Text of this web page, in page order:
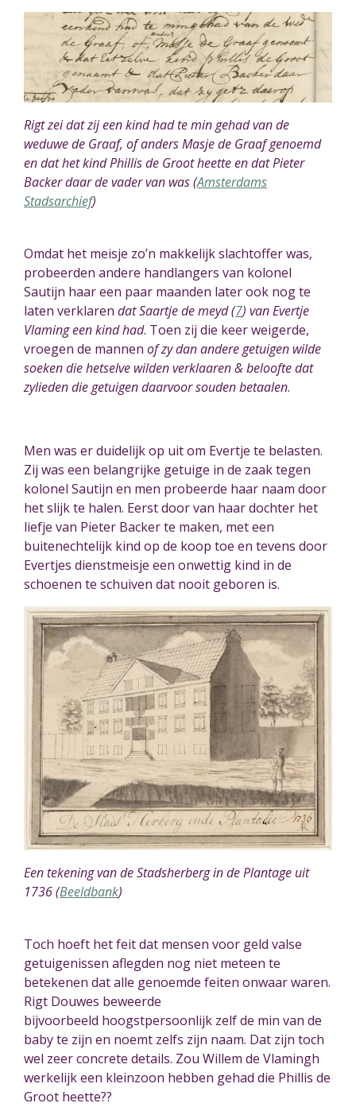
Rigt zei dat zij een kind had te min gehad van de
weduwe de Graaf, of anders Masje de Graaf genoemd
en dat het kind Phillis de Groot heette en dat Pieter
Backer daar de vader van was (Amsterdams
Stadsarchief)
Omdat het meisje zo’n makkelijk slachtoffer was,
probeerden andere handlangers van kolonel
Sautijn haar een paar maanden later ook nog te
laten verklaren dat Saartje de meyd (7) van Evertje
Vlaming een kind had. Toen zij die keer weigerde,
vroegen de mannen of zy dan andere getuigen wilde
soeken die hetselve wilden verklaaren & beloofte dat
zylieden die getuigen daarvoor souden betaalen.
Men was er duidelijk op uit om Evertje te belasten.
Zij was een belangrijke getuige in de zaak tegen
kolonel Sautijn en men probeerde haar naam door
het slijk te halen. Eerst door van haar dochter het
liefje van Pieter Backer te maken, met een
buitenechtelijk kind op de koop toe en tevens door
Evertjes dienstmeisje een onwettig kind in de
schoenen te schuiven dat nooit geboren is.
Een tekening van de Stadsherberg in de Plantage uit
1736 (Beeldbank)
Toch hoeft het feit dat mensen voor geld valse
getuigenissen aflegden nog niet meteen te
betekenen dat alle genoemde feiten onwaarwaren.
Rigt Douwes beweerde
bijvoorbeeld hoogstpersoonlijk zelf de min van de
baby te zijn en noemt zelfs zijn naam. Dat zijn toch
wel zeer concrete details. Zou Willem de Vlamingh
werkelijk een kleinzoon hebben gehad die Phillis de
Groot heette??